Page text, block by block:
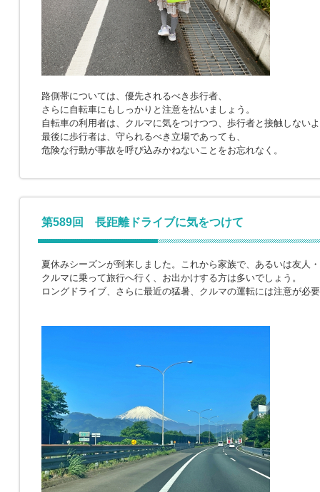
路側帯については、優先されるべき歩行者、
さらに自転車にもしっかりと注意を払いましょう。
自転車の利用者は、クルマに気をつけつつ、歩行者と接触しない
最後に歩行者は、守られるべき立場であっても、
危険な行動が事故を呼び込みかねないことをお忘れなく。
第589回 長距離ドライブに気をつけて
夏休みシーズンが到来しました。これから家族で、あるいは友人
クルマに乗って旅行へ行く、お出かけする方は多いでしょう。
ロングドライブ、さらに最近の猛暑、クルマの運転には注意が必